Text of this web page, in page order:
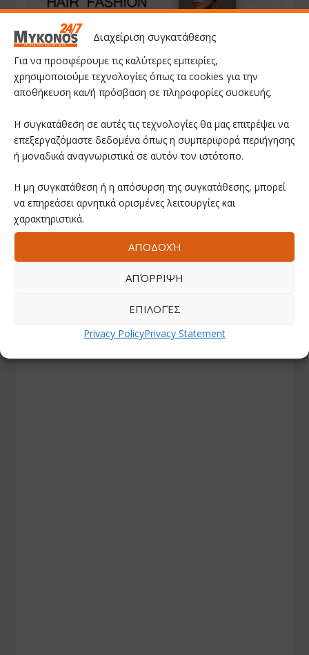
Διαχείριση συγκατάθεσης
Για να προσφέρουμε τις καλύτερες εμπειρίες,
χρησιμοποιούμε τεχνολογίες όπως τα cookies για την
αποθήκευση και/ή πρόσβαση σε πληροφορίες συσκευής.
Η συγκατάθεση σε αυτές τις τεχνολογίες θα μας επιτρέψει να
επεξεργαζόμαστε δεδομένα όπως η συμπεριφορά περιήγησης
ή μοναδικά αναγνωριστικά σε αυτόν τον ιστότοπο.
Η μη συγκατάθεση ή η απόσυρση της συγκατάθεσης, μπορεί
να επηρεάσει αρνητικά ορισμένες λειτουργίες και
χαρακτηριστικά.
ΑΠΟΔΟΧΉ
ΑΠΌΡΡΙΨΗ
ΕΠΙΛΟΓΈΣ
Privacy PolicyPrivacy Statement